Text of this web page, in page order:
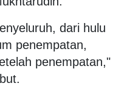
dari hulu
penempatan,
penempatan,"